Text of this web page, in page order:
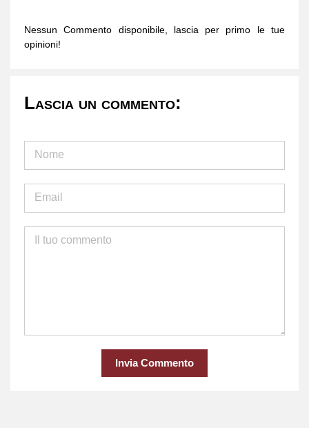
Nessun Commento disponibile, lascia per primo le tue
opinioni!
Lascia un commento:
Invia Commento